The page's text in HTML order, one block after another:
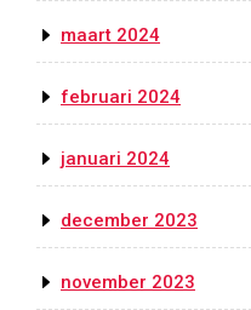
maart 2024
februari 2024
januari 2024
december 2023
november 2023